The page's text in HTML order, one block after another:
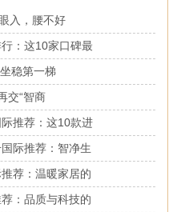
入，腰不好
：这10家口碑最
稳第一梯
交“智商
推荐：这10款进
际推荐：智净生
荐：温暖家居的
：品质与科技的